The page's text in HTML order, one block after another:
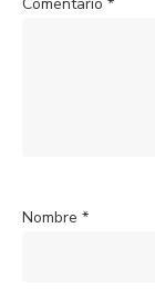
Nombre *